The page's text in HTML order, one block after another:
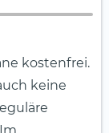
kostenfrei.
keine